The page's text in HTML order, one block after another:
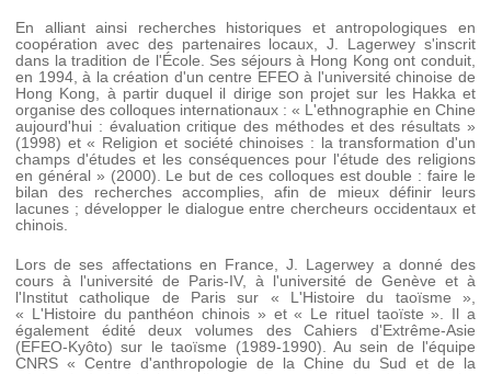
En alliant ainsi recherches historiques et antropologiques en
coopération avec des partenaires locaux, J. Lagerwey s'inscrit
dans la tradition de l'École. Ses séjours à Hong Kong ont conduit,
en 1994, à la création d'un centre EFEO à l'université chinoise de
Hong Kong, à partir duquel il dirige son projet sur les Hakka et
organise des colloques internationaux : « L'ethnographie en Chine
aujourd'hui : évaluation critique des méthodes et des résultats »
(1998) et « Religion et société chinoises : la transformation d'un
champs d'études et les conséquences pour l'étude des religions
en général » (2000). Le but de ces colloques est double : faire le
bilan des recherches accomplies, afin de mieux définir leurs
lacunes ; développer le dialogue entre chercheurs occidentaux et
chinois.
Lors de ses affectations en France, J. Lagerwey a donné des
cours à l'université de Paris-IV, à l'université de Genève et à
l'Institut catholique de Paris sur « L'Histoire du taoïsme »,
« L'Histoire du panthéon chinois » et « Le rituel taoïste ». Il a
également édité deux volumes desCahiers d'Extrême-Asie
(EFEO-Kyôto) sur le taoïsme (1989-1990). Au sein de l'équipe
CNRS « Centre d'anthropologie de la Chine du Sud et de la